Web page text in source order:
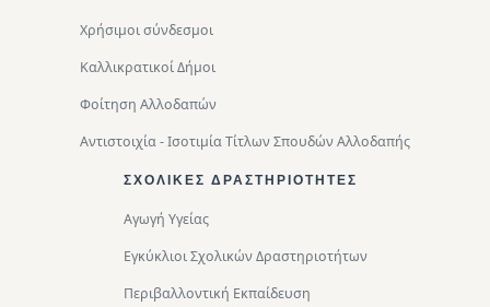
Χρήσιμοι σύνδεσμοι
Καλλικρατικοί Δήμοι
Φοίτηση Αλλοδαπών
Αντιστοιχία - Ισοτιμία Τίτλων Σπουδών Αλλοδαπής
ΣΧΟΛΙΚΈΣ ΔΡΑΣΤΗΡΙΌΤΗΤΕΣ
Αγωγή Υγείας
Εγκύκλιοι Σχολικών Δραστηριοτήτων
Περιβαλλοντική Eκπαίδευση